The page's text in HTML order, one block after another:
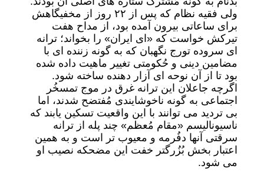
ولی فقیه نظام که پس از ۲۲ روز از مخفیگاهش
برای ساعاتی بیرون آمده بود، از مداح هفت
تیرکش خواست که «ای ایران» را بخواند؛ ترانه
ای سروده تورج نگهبان که به گونه زننده ای با
مضامین دینی و حُکومتی تغییر ماهیت داده شده
بود تا از آن نوحه ای آزار دهنده ساخته شود.
اگرچه جاعلان این ترانه غرق در موج تمسخُر
اجتماعی به گونه ناخوشایندی مُفتضح شدند، اما
بی تردید می توانند با این واقعیت تسکین یابند که
ناسیونالیسم «مقام مُعظم» چند پله از ترانه
سرقتی آنها دفُرمه و معیوب تر است و به همین
اعتبار بخش بُزُرگتر خفت این مضحکه نصیب او
می شود.